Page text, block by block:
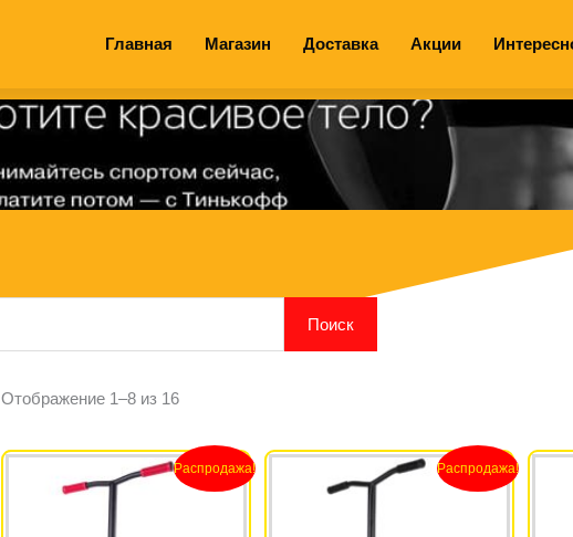
Главная Магазин Доставка Акции
Поиск
Отображение 1–8 из 16
Распродажа!
Первоначальная
Текущая
цена:
Распродажа!
Текущая
цена: